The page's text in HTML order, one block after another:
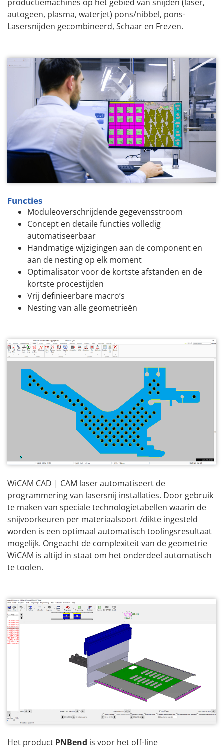
autogeen, plasma, waterjet) pons/nibbel, pons-
Lasersnijden gecombineerd, Schaar en Frezen.
Functies
Moduleoverschrijdende gegevensstroom
Concept en detaile functies volledig
automatiseerbaar
Handmatige wijzigingen aan de component en
aan de nesting op elk moment
Optimalisator voor de kortste afstanden en de
kortste procestijden
Vrij definieerbare macro’s
Nesting van alle geometrieën
WiCAM CAD | CAM laser automatiseert de
programmering van lasersnij installaties. Door gebruik
te maken van speciale technologietabellen waarin de
snijvoorkeuren per materiaalsoort /dikte ingesteld
worden is een optimaal automatisch toolingsresultaat
mogelijk. Ongeacht de complexiteit van de geometrie
WiCAM is altijd in staat om het onderdeel automatisch
te toolen.
Het product PNBend is voor het off-line